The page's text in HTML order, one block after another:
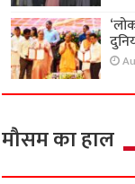
मौसम का हाल